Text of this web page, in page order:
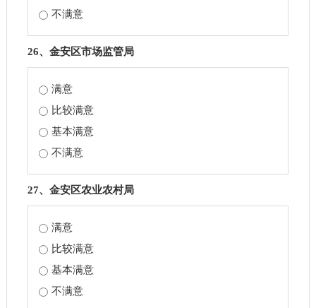
不满意
26、金安区市场监管局
满意
比较满意
基本满意
不满意
27、金安区农业农村局
满意
比较满意
基本满意
不满意